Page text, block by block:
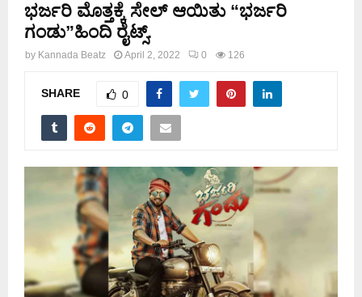
ಭರ್ಜರಿ ಮೊತ್ತಕ್ಕೆ ಸೇಲ್ ಆಯಿತು “ಭರ್ಜರಿ
ಗಂಡು”ಹಿಂದಿ ರೈಟ್ಸ್.
by Kannada Beatz April 2, 2022 0 126
SHARE 0